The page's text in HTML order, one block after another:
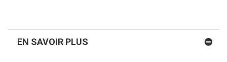
EN SAVOIR PLUS